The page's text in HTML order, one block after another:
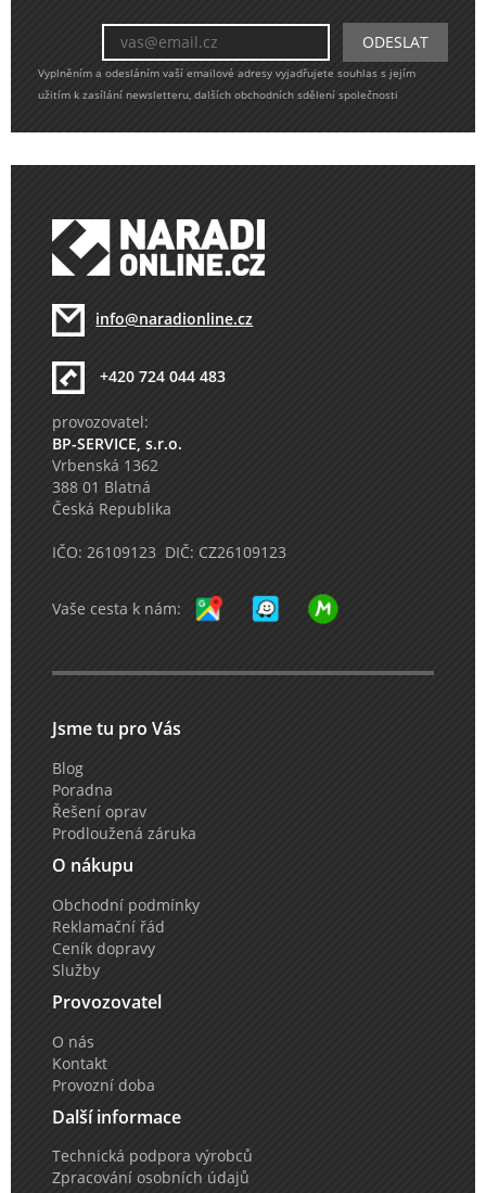
Vyplněním a odesláním vaší emailové adresy vyjadřujete souhlas s jejím
užitím k zasílání newsletteru, dalších obchodních sdělení společnosti
info@naradionline.cz
+420 724 044 483
provozovatel:
BP-SERVICE, s.r.o.
Vrbenská 1362
388 01 Blatná
Česká Republika
IČO: 26109123 DIČ: CZ26109123
Vaše cesta k nám:
Jsme tu pro Vás
Blog
Poradna
Řešení oprav
Prodloužená záruka
O nákupu
Obchodní podmínky
Reklamační řád
Ceník dopravy
Služby
Provozovatel
O nás
Kontakt
Provozní doba
Další informace
Technická podpora výrobců
Zpracování osobních údajů